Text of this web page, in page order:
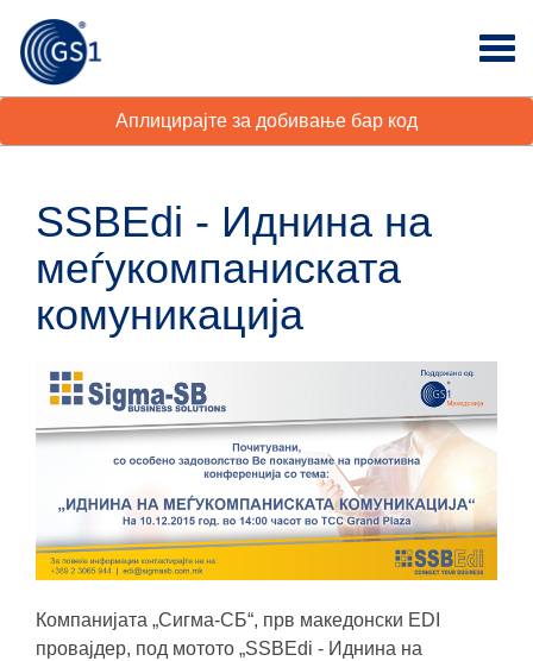
Аплицирајте за добивање бар код
SSBEdi - Иднина на
меѓукомпаниската
комуникацијa
Компанијата „Сигма-СБ“, прв македонски EDI
провајдер, под мотото „SSBEdi - Иднина на